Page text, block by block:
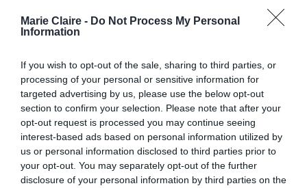
Marie Claire - Do Not Process My Personal
Information
If you wish to opt-out of the sale, sharing to third parties, or
processing of your personal or sensitive information for
targeted advertising by us, please use the below opt-out
section to confirm your selection. Please note that after your
opt-out request is processed you may continue seeing
interest-based ads based on personal information utilized by
us or personal information disclosed to third parties prior to
your opt-out. You may separately opt-out of the further
disclosure of your personal information by third parties on the
τρυφερότητα και χιούμορ την πορεία ενός νέου
ανθρώπου, σε έναν κόσμο που δεν κατανοεί. Ο
τις πιο κρυφές πτυχές μιας αιχμηρής
προσωπικότητας με την Δανάη Μπάρκα στον
ομώνυμο ρόλο να εναλλάσσει πρόσωπα και
συναισθήματα δημιουργώντας μια ηρωίδα που
ταυτίστηκε μαζί της κι έμεινε χαραγμένη στο
μυαλό και την καρδιά των θεατών.